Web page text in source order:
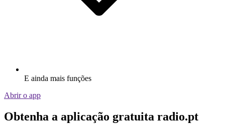
E ainda mais funções
Abrir o app
Obtenha a aplicação gratuita radio.pt